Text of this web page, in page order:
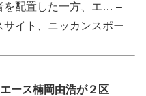
を配置した一方、エ… –
サイト、ニッカンスポー
エース楠岡由浩が２区